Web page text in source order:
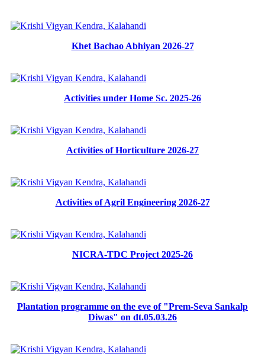
Khet Bachao Abhiyan 2026-27
Activities under Home Sc. 2025-26
Activities of Horticulture 2026-27
Activities of Agril Engineering 2026-27
NICRA-TDC Project 2025-26
Plantation programme on the eve of "Prem-Seva Sankalp
Diwas" on dt.05.03.26